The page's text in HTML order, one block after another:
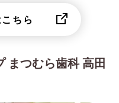
ちら
まつむら歯科 高田